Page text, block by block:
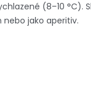
(8–10 °C).
jako aperitiv.